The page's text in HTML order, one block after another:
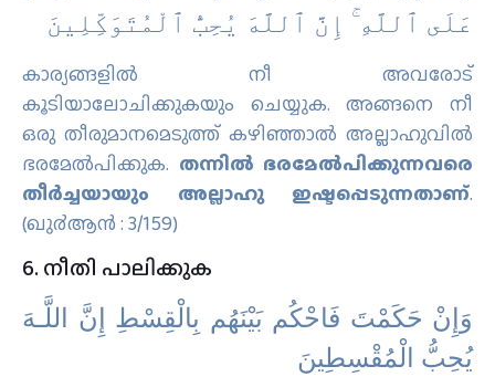
ﻋَﻠَﻰ ٱﻟﻠَّﻪِ ۚ ﺇِﻥَّ ٱﻟﻠَّﻪَ ﻳُﺤِﺐُّ ٱﻟْﻤُﺘَﻮَﻛِّﻠِﻴﻦَ
കാര്യങ്ങളില്‍ നീ അവരോട്
കൂടിയാലോചിക്കുകയും ചെയ്യുക. അങ്ങനെ നീ
ഒരു തീരുമാനമെടുത്ത് കഴിഞ്ഞാല്‍ അല്ലാഹുവില്‍
ഭരമേല്‍പിക്കുക. തന്നില്‍ ഭരമേല്‍പിക്കുന്നവരെ
തീര്‍ച്ചയായും അല്ലാഹു ഇഷ്ടപ്പെടുന്നതാണ്‌.
(ഖു൪ആന്‍ : 3/159)
6. നീതി പാലിക്കുക
وَإِنْ حَكَمْتَ فَاحْكُم بَيْنَهُم بِالْقِسْطِ إِنَّ اللَّـهَ
يُحِبُّ الْمُقْسِطِينَ